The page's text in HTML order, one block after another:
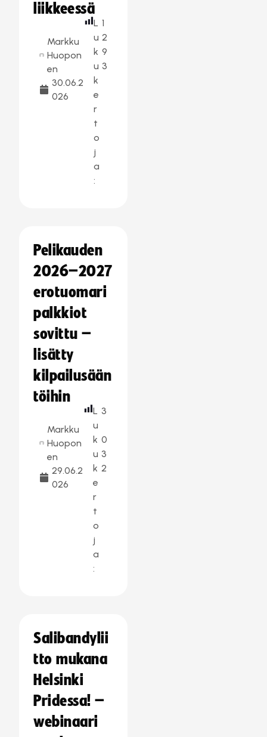
liikkeessä
Markku
Huopon
en
30.06.2
026
L
u
k
u
k
e
r
t
o
j
a
:
1
2
9
3
Pelikauden
2026–2027
erotuomari
palkkiot
sovittu –
lisätty
kilpailusään
töihin
Markku
Huopon
en
29.06.2
026
L
u
k
u
k
e
r
t
o
j
a
:
3
0
3
2
Salibandylii
tto mukana
Helsinki
Pridessa! –
webinaari